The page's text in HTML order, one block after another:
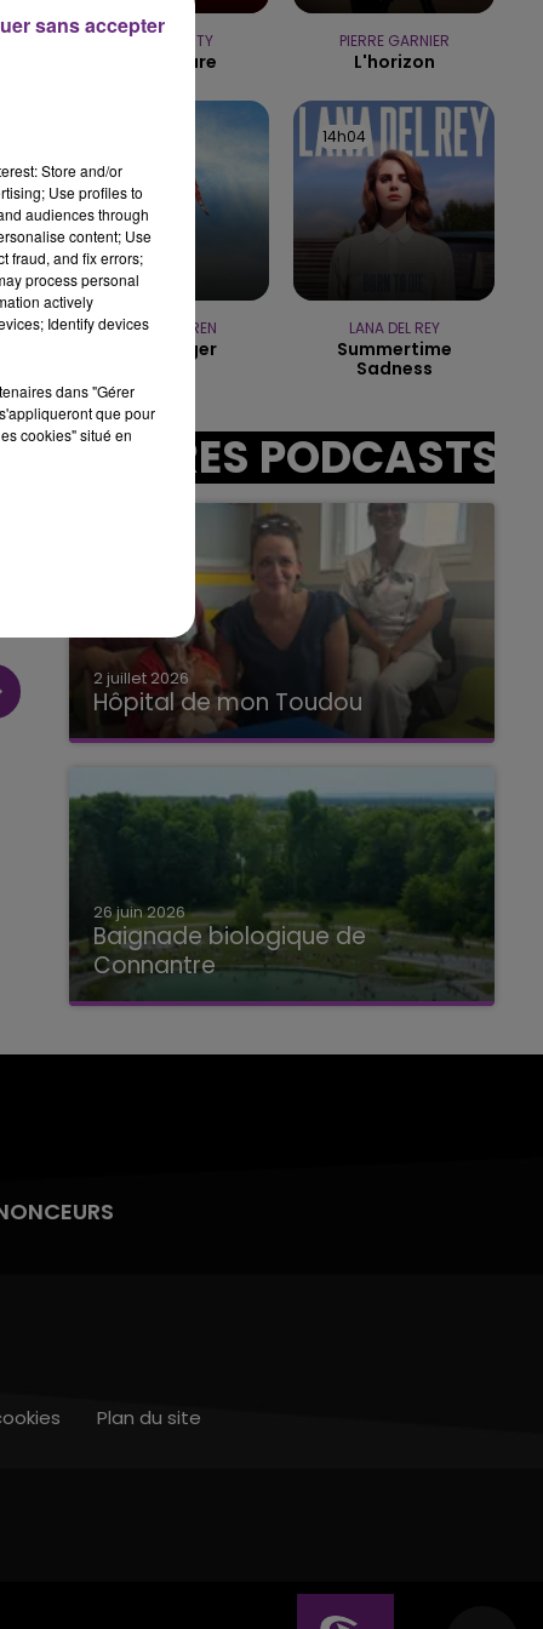
19h00 - 19h15
LA POP MACHINE - CHAMPAGNE FM
TEMPER CITY
Self Aware
PIERRE GARNIER
L'horizon
ALEX WARREN
Passenger
14h04
14h04
LANA DEL REY
Summertime
Sadness
AUTRES PODCASTS
2 juillet 2026
Hôpital de mon Toudou
Hôpital de mon Toudou
26 juin 2026
Baignade biologique de
Connantre
Baignade biologique de Connantre
Plan du site
Store and/or
Use profiles to
audiences through
content; Use
fraud, and fix errors;
process personal
actively
Identify devices
dans "Gérer
que pour
cookies" situé en
sans accepter